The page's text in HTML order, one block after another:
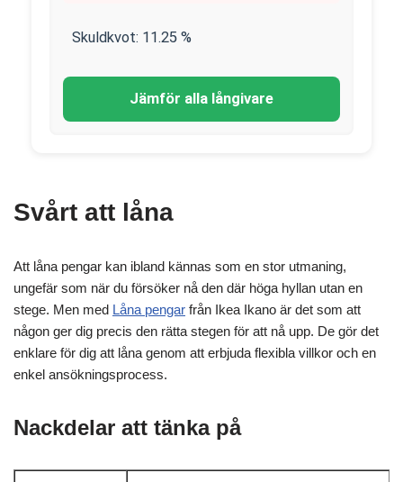
Skuldkvot: 11.25 %
Jämför alla långivare
Svårt att låna
Att låna pengar kan ibland kännas som en stor utmaning,
ungefär som när du försöker nå den där höga hyllan utan en
stege. Men med Låna pengar från Ikea Ikano är det som att
någon ger dig precis den rätta stegen för att nå upp. De gör det
enklare för dig att låna genom att erbjuda flexibla villkor och en
enkel ansökningsprocess.
Nackdelar att tänka på